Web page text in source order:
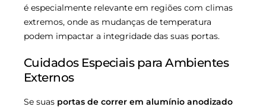
é especialmente relevante em regiões com climas
extremos, onde as mudanças de temperatura
podem impactar a integridade das suas portas.
Cuidados Especiais para Ambientes
Externos
Se suas portas de correr em alumínio anodizado